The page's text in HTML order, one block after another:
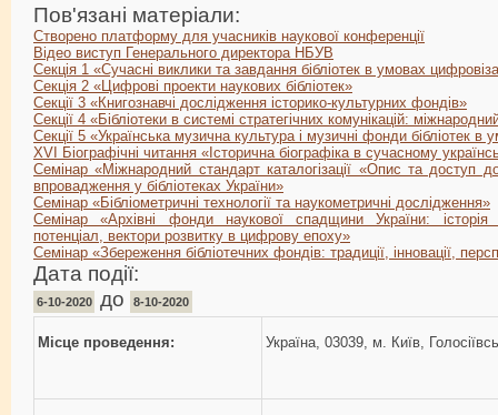
Пов'язані матеріали:
Створено платформу для учасників наукової конференції
Відео виступ Генерального директора НБУВ
Секція 1 «Сучасні виклики та завдання бібліотек в умовах
Секція 2 «Цифрові проекти наукових бібліотек»
Секції 3 «Книгознавчі дослідження історико-культурних фондів»
Секції 4 «Бібліотеки в системі стратегічних комунікацій:
Секції 5 «Українська музична культура і музичні фонди бібліотек в
XVI Біографічні читання «Історична біографіка в сучасному
Семінар «Міжнародний стандарт каталогізації «Опис та доступ
впровадження у бібліотеках України»
Семінар «Бібліометричні технології та наукометричні дослідження»
Семінар «Архівні фонди наукової спадщини України:
потенціал, вектори розвитку в цифрову епоху»
Cемінар «Збереження бібліотечних фондів: традиції, інновації,
Дата події:
6-10-2020 до 8-10-2020
Місце проведення: Україна, 03039, м. Київ,